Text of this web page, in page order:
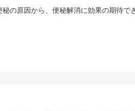
秘の原因から、便秘解消に効果の期待で